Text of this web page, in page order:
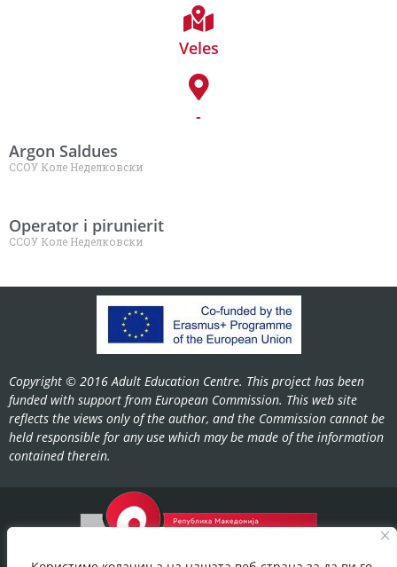
Veles
-
Argon Saldues
ССОУ Коле Неделковски
Operator i pirunierit
ССОУ Коле Неделковски
Copyright © 2016 Adult Education Centre. This project has been
funded with support from European Commission. This web site
reflects the views only of the author, and the Commission cannot be
held responsible for any use which may be made of the information
contained therein.